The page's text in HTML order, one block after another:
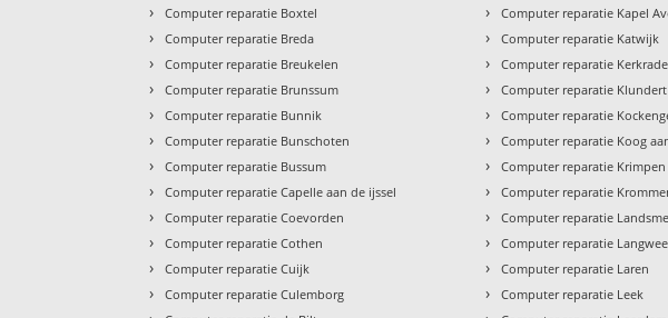
› Computer reparatie Boxtel
› Computer reparatie Breda
› Computer reparatie Breukelen
› Computer reparatie Brunssum
› Computer reparatie Bunnik
› Computer reparatie Bunschoten
› Computer reparatie Bussum
› Computer reparatie Capelle aan de ijssel
› Computer reparatie Coevorden
› Computer reparatie Cothen
› Computer reparatie Cuijk
› Computer reparatie Culemborg
› Computer reparatie Kapel
› Computer reparatie Katwijk
› Computer reparatie Kerkrade
› Computer reparatie Klundert
› Computer reparatie
› Computer reparatie Koog
› Computer reparatie Krimpen
› Computer reparatie
› Computer reparatie
› Computer reparatie
› Computer reparatie Laren
› Computer reparatie Leek